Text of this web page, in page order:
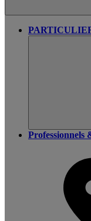
Professionnels